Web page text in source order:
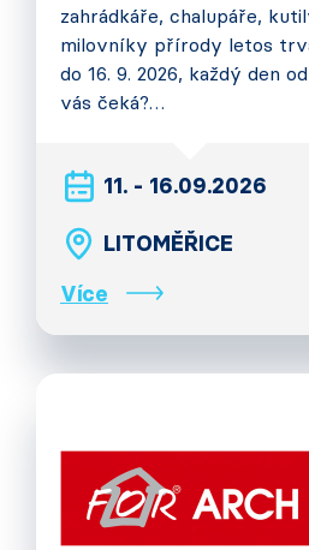
zahrádkáře, chalupáře,
milovníky přírody letos
do 16. 9. 2026, každý den
vás čeká?…
11. - 16.09.2026
LITOMĚŘICE
Více